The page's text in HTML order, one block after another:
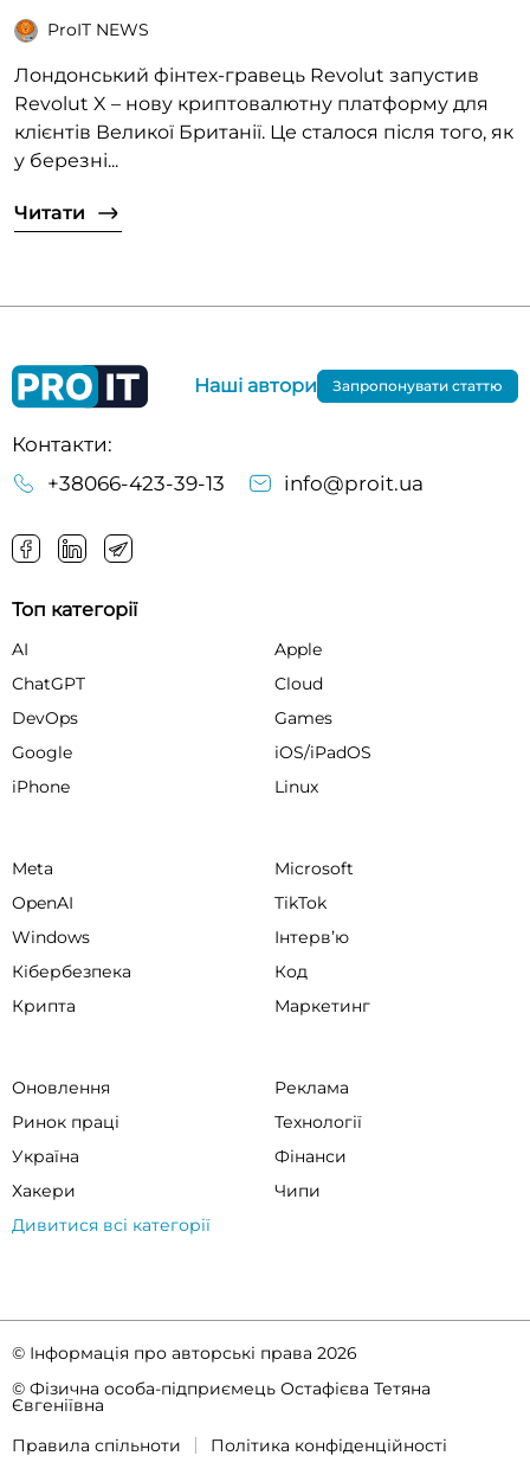
ProIT NEWS
Лондонський фінтех-гравець Revolut запустив
Revolut X – нову криптовалютну платформу для
клієнтів Великої Британії. Це сталося після того, як
у березні...
Читати
Контакти:
+38066-423-39-13
info@proit.ua
Наші автори Запропонувати статтю
Топ категорії
AI
Apple
ChatGPT
Cloud
DevOps
Games
Google
iOS/iPadOS
iPhone
Linux
Meta
Microsoft
OpenAI
TikTok
Windows
Інтервʼю
Кібербезпека
Код
Крипта
Маркетинг
Оновлення
Реклама
Ринок праці
Технології
Україна
Фінанси
Хакери
Чипи
Дивитися всі категорії
© Інформація про авторські права 2026
© Фізична особа-підприємець Остафієва Тетяна
Євгеніївна
Правила спільноти
Політика конфіденційності